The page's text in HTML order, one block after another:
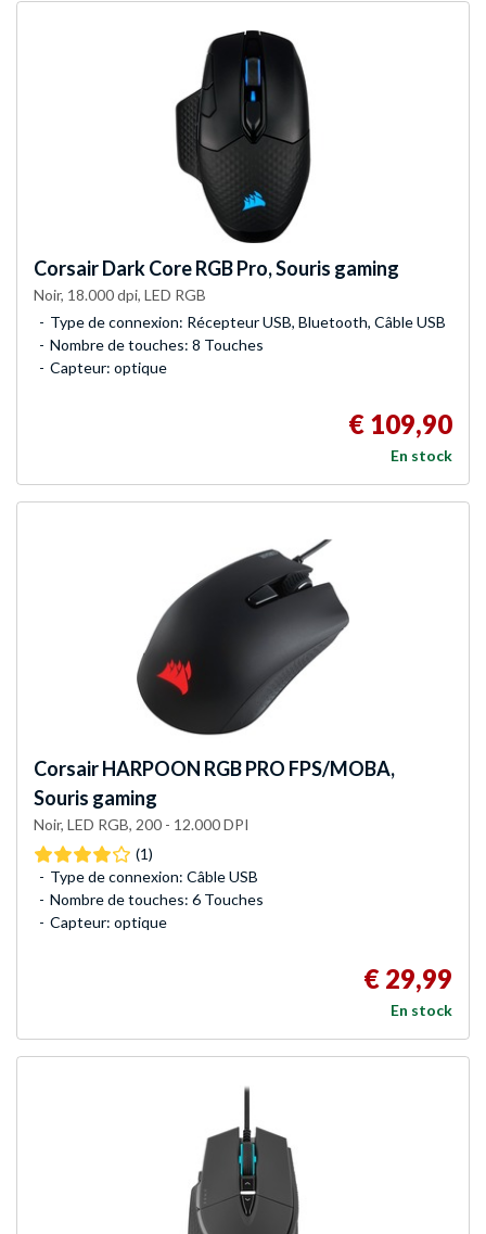
CorsairDark Core RGB Pro, Souris gaming
Noir, 18.000 dpi, LED RGB
Type de connexion: Récepteur USB, Bluetooth, Câble USB
Nombre de touches: 8 Touches
Capteur: optique
€ 109,90
En stock
CorsairHARPOON RGB PRO FPS/MOBA,
Souris gaming
Noir, LED RGB, 200 - 12.000 DPI
(1)
Type de connexion: Câble USB
Nombre de touches: 6 Touches
Capteur: optique
€ 29,99
En stock